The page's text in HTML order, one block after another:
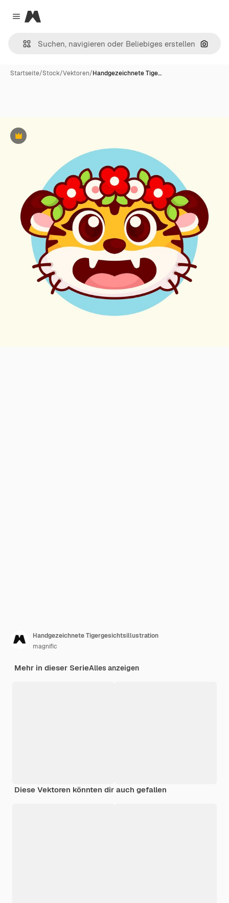
Close menu
Magnific
Nach
Startseite/Stock/Vektoren/Handgezeichnete Tige…
Premium
Handgezeichnete Tigergesichtsillustration
magnific
Mehr in dieser SerieAlles anzeigen
Diese Vektoren könnten dir auch gefallen